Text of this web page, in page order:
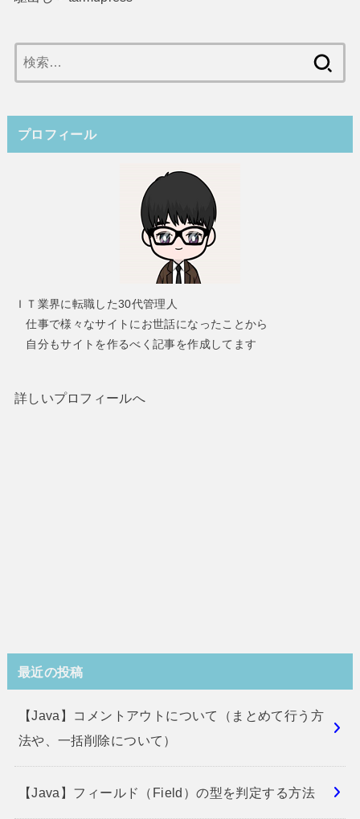
索:
プロフィール
ＩＴ業界に転職した30代管理人
仕事で様々なサイトにお世話になったことから
自分もサイトを作るべく記事を作成してます
詳しいプロフィールへ
最近の投稿
【Java】コメントアウトについて（まとめて行う方
法や、一括削除について）
【Java】フィールド（Field）の型を判定する方法